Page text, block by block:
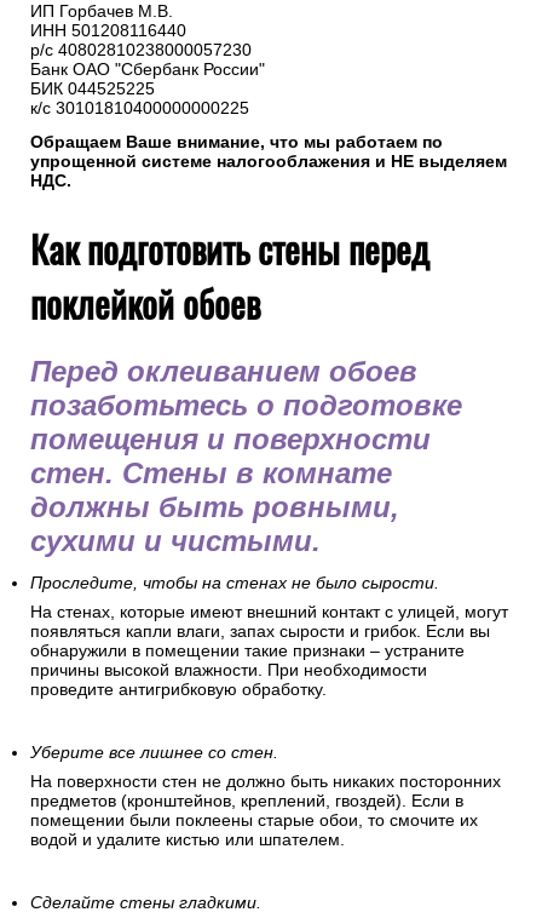
ИП Горбачев М.В.
ИНН 501208116440
р/с 40802810238000057230
Банк ОАО "Сбербанк России"
БИК 044525225
к/с 30101810400000000225
Обращаем Ваше внимание, что мы работаем по
упрощенной системе налогооблажения и НЕ выделяем
НДС.
Как подготовить стены перед
поклейкой обоев
Перед оклеиванием обоев
позаботьтесь о подготовке
помещения и поверхности
стен. Стены в комнате
должны быть ровными,
сухими и чистыми.
Проследите, чтобы на стенах не было сырости.
На стенах, которые имеют внешний контакт с улицей, могут
появляться капли влаги, запах сырости и грибок. Если вы
обнаружили в помещении такие признаки – устраните
причины высокой влажности. При необходимости
проведите антигрибковую обработку.
Уберите все лишнее со стен.
На поверхности стен не должно быть никаких посторонних
предметов (кронштейнов, креплений, гвоздей). Если в
помещении были поклеены старые обои, то смочите их
водой и удалите кистью или шпателем.
Сделайте стены гладкими.